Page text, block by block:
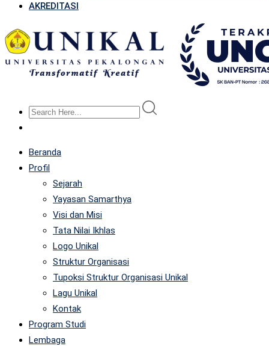
AKREDITASI
Beranda
Profil
Sejarah
Yayasan Samarthya
Visi dan Misi
Tata Nilai Ikhlas
Logo Unikal
Struktur Organisasi
Tupoksi Struktur Organisasi Unikal
Lagu Unikal
Kontak
Program Studi
Lembaga